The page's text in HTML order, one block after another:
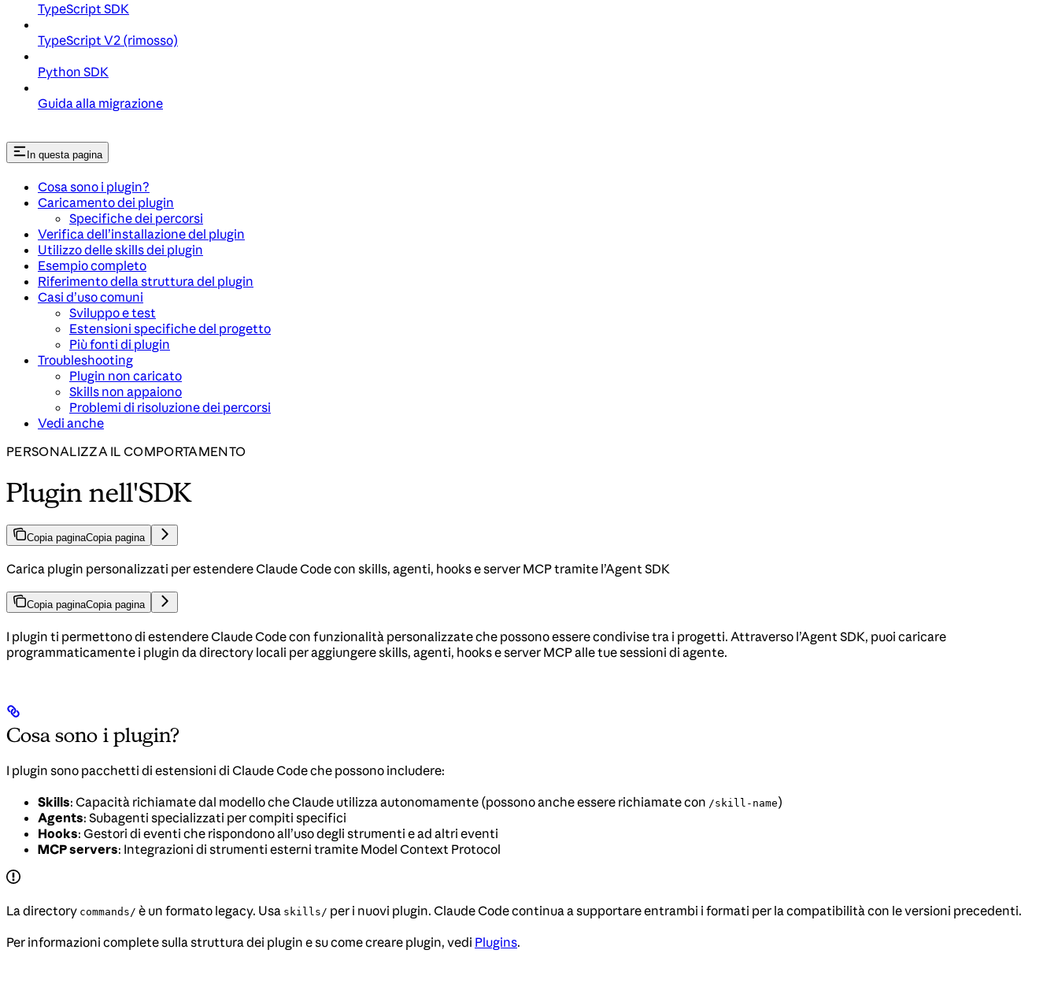
TypeScript SDK
TypeScript V2 (rimosso)
Python SDK
Guida alla migrazione
In questa pagina
Cosa sono i plugin?
Caricamento dei plugin
Specifiche dei percorsi
Verifica dell’installazione del plugin
Utilizzo delle skills dei plugin
Esempio completo
Riferimento della struttura del plugin
Casi d’uso comuni
Sviluppo e test
Estensioni specifiche del progetto
Più fonti di plugin
Troubleshooting
Plugin non caricato
Skills non appaiono
Problemi di risoluzione dei percorsi
Vedi anche
PERSONALIZZA IL COMPORTAMENTO
Plugin nell'SDK
Copia paginaCopia pagina
Carica plugin personalizzati per estendere Claude Code con skills, agenti, hooks e server MCP tramite l’Agent SDK
Copia paginaCopia pagina
I plugin ti permettono di estendere Claude Code con funzionalità personalizzate che possono essere condivise tra i progetti. Attraverso l’Agent SDK, puoi caricare
programmaticamente i plugin da directory locali per aggiungere skills, agenti, hooks e server MCP alle tue sessioni di agente.
Cosa sono i plugin?
I plugin sono pacchetti di estensioni di Claude Code che possono includere:
Skills: Capacità richiamate dal modello che Claude utilizza autonomamente (possono anche essere richiamate con /skill-name)
Agents: Subagenti specializzati per compiti specifici
Hooks: Gestori di eventi che rispondono all’uso degli strumenti e ad altri eventi
MCP servers: Integrazioni di strumenti esterni tramite Model Context Protocol
La directory commands/ è un formato legacy. Usa skills/ per i nuovi plugin. Claude Code continua a supportare entrambi i formati per la compatibilità con le versioni precedenti.
Per informazioni complete sulla struttura dei plugin e su come creare plugin, vedi Plugins.